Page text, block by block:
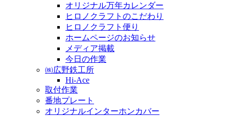
オリジナル万年カレンダー
ヒロノクラフトのこだわり
ヒロノクラフト便り
ホームページのお知らせ
メディア掲載
今日の作業
㈱広野鉄工所
Hi-Ace
取付作業
番地プレート
オリジナルインターホンカバー